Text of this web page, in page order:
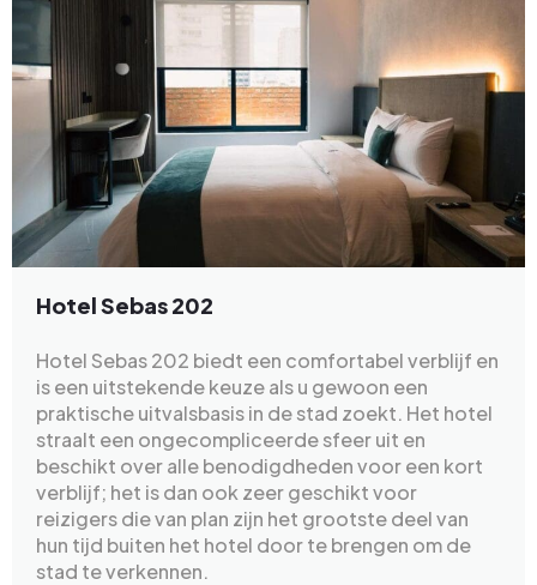
Hotel Sebas 202
Hotel Sebas 202 biedt een comfortabel verblijf en
is een uitstekende keuze als u gewoon een
praktische uitvalsbasis in de stad zoekt. Het hotel
straalt een ongecompliceerde sfeer uit en
beschikt over alle benodigdheden voor een kort
verblijf; het is dan ook zeer geschikt voor
reizigers die van plan zijn het grootste deel van
hun tijd buiten het hotel door te brengen om de
stad te verkennen.